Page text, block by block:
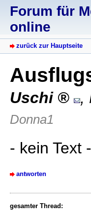
Forum für
online
zurück zur Hauptseite
Uschi ,
Donna1
- kein Text -
antworten
gesamter Thread: